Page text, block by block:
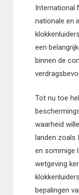
International
nationale en
een
binnen de
Tot nu toe
waarheid
landen zoals
en sommige
wetgeving
bepalingen